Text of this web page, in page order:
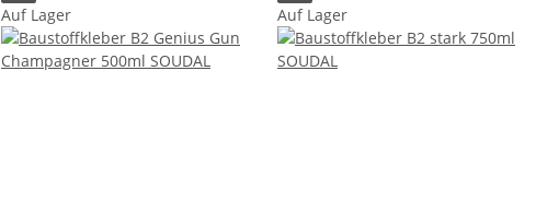
Auf Lager Auf Lager